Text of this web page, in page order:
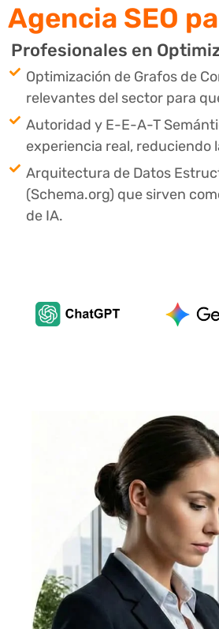
Agencia SEO
Profesionales en
Optimización de Grafos de
relevantes del sector para
Autoridad y E-E-A-T
experiencia real, reduciendo
Arquitectura de Datos
(Schema.org) que sirven
de IA.